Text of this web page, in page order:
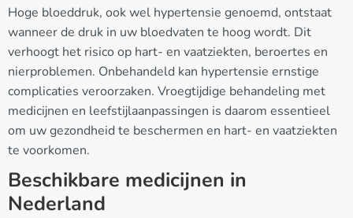
Hoge bloeddruk, ook wel hypertensie genoemd, ontstaat
wanneer de druk in uw bloedvaten te hoog wordt. Dit
verhoogt het risico op hart- en vaatziekten, beroertes en
nierproblemen. Onbehandeld kan hypertensie ernstige
complicaties veroorzaken. Vroegtijdige behandeling met
medicijnen en leefstijlaanpassingen is daarom essentieel
om uw gezondheid te beschermen en hart- en vaatziekten
te voorkomen.
Beschikbare medicijnen in
Nederland